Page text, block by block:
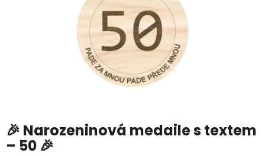
🎉 Narozeninová medaile s textem
– 50 🎉